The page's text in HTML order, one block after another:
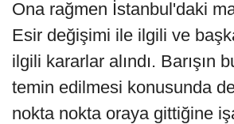
Ona rağmen İstanbul'daki
Esir değişimi ile ilgili ve
ilgili kararlar alındı. Barışın
temin edilmesi konusunda
nokta nokta oraya gittiğine